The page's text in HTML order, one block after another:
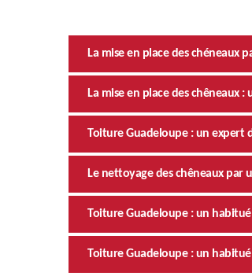
La mise en place des chéneaux
La mise en place des chêneaux
Toiture Guadeloupe : un expert
Le nettoyage des chêneaux par
Toiture Guadeloupe : un
Toiture Guadeloupe : un